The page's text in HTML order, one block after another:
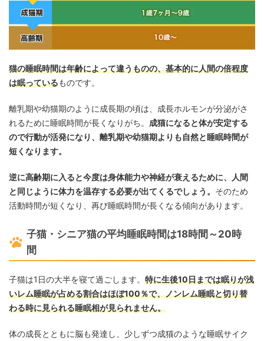
猫の睡眠時間は年齢によって違うものの、基本的に人間の倍程度
は眠っているものです。
離乳期や幼猫期のように成長期の頃は、成長ホルモンが分泌がさ
れるために睡眠時間が長くなりがち。 成猫になると体が安定する
ので行動が活発になり、離乳期や幼猫期よりも自然と睡眠時間が
短くなります。
逆に高齢期に入ると今度は身体能力や神経が衰えるために、人間
と同じように体力を温存する必要が出てくるでしょう。 そのため
活動時間が短くなり、再び睡眠時間が長くなる傾向があります。
子猫・シニア猫の平均睡眠時間は18時間～20時
間
子猫は1日の大半を寝て過ごします。 特に生後10日までは眠りが浅
いレム睡眠が占める割合はほぼ100％で、ノンレム睡眠と切り替
わる時に見られる睡眠相が見られません。
体の成長とともに脳も発達し、少しずつ成猫のような睡眠サイク